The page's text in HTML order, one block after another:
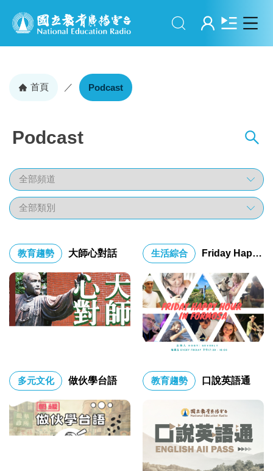
搜尋 登入
首頁 ／ Podcast
Podcast
教育趨勢 大師心對話 生活綜合 Friday Happy Hour in Formosa
多元文化 做伙學台語 教育趨勢 口說英語通